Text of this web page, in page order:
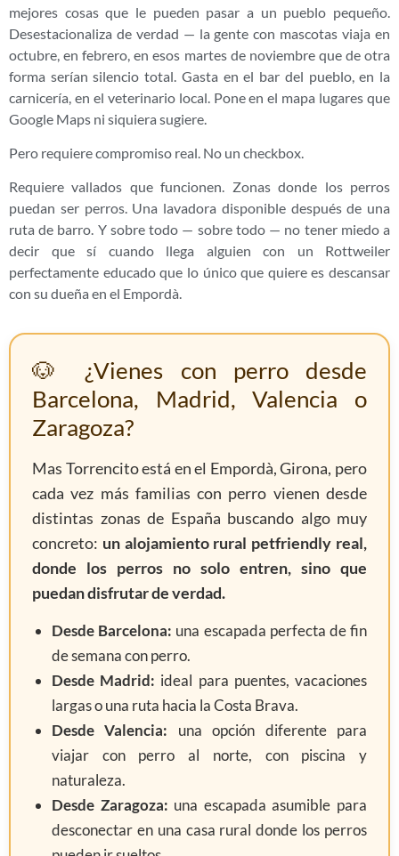
mejores cosas que le pueden pasar a un pueblo pequeño.
Desestacionaliza de verdad — la gente con mascotas viaja en
octubre, en febrero, en esos martes de noviembre que de otra
forma serían silencio total. Gasta en el bar del pueblo, en la
carnicería, en el veterinario local. Pone en el mapa lugares que
Google Maps ni siquiera sugiere.
Pero requiere compromiso real. No un checkbox.
Requiere vallados que funcionen. Zonas donde los perros
puedan ser perros. Una lavadora disponible después de una
ruta de barro. Y sobre todo — sobre todo — no tener miedo a
decir que sí cuando llega alguien con un Rottweiler
perfectamente educado que lo único que quiere es descansar
con su dueña en el Empordà.
🐶 ¿Vienes con perro desde
Barcelona, Madrid, Valencia o
Zaragoza?
Mas Torrencito está en el Empordà, Girona, pero
cada vez más familias con perro vienen desde
distintas zonas de España buscando algo muy
concreto: un alojamiento rural petfriendly real,
donde los perros no solo entren, sino que
puedan disfrutar de verdad.
Desde Barcelona: una escapada perfecta de fin
de semana con perro.
Desde Madrid: ideal para puentes, vacaciones
largas o una ruta hacia la Costa Brava.
Desde Valencia: una opción diferente para
viajar con perro al norte, con piscina y
naturaleza.
Desde Zaragoza: una escapada asumible para
desconectar en una casa rural donde los perros